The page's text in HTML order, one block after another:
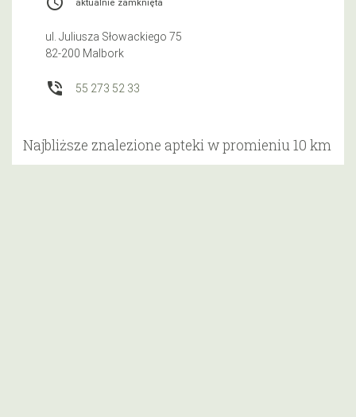
aktualnie zamknięta
ul. Juliusza Słowackiego 75
82-200 Malbork
phone_in_talk 55 273 52 33
Najbliższe znalezione apteki w promieniu 10 km